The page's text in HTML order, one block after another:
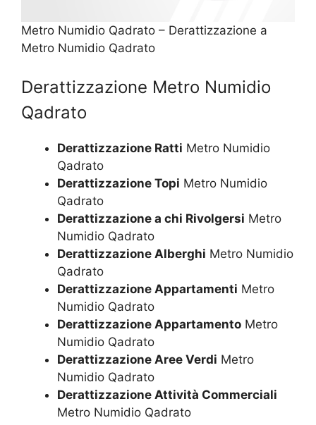
Metro Numidio Qadrato – Derattizzazione a
Metro Numidio Qadrato
Derattizzazione Metro Numidio
Qadrato
Derattizzazione Ratti Metro Numidio
Qadrato
Derattizzazione Topi Metro Numidio
Qadrato
Derattizzazione a chi Rivolgersi Metro
Numidio Qadrato
Derattizzazione Alberghi Metro Numidio
Qadrato
Derattizzazione Appartamenti Metro
Numidio Qadrato
Derattizzazione Appartamento Metro
Numidio Qadrato
Derattizzazione Aree Verdi Metro
Numidio Qadrato
Derattizzazione Attività Commerciali
Metro Numidio Qadrato